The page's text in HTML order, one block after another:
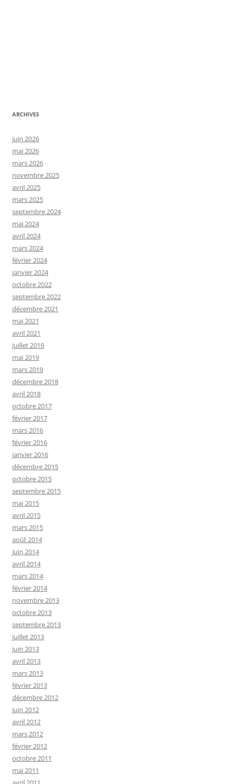
ARCHIVES
juin 2026
mai 2026
mars 2026
novembre 2025
avril 2025
mars 2025
septembre 2024
mai 2024
avril 2024
mars 2024
février 2024
janvier 2024
octobre 2022
septembre 2022
décembre 2021
mai 2021
avril 2021
juillet 2019
mai 2019
mars 2019
décembre 2018
avril 2018
octobre 2017
février 2017
mars 2016
février 2016
janvier 2016
décembre 2015
octobre 2015
septembre 2015
mai 2015
avril 2015
mars 2015
août 2014
juin 2014
avril 2014
mars 2014
février 2014
novembre 2013
octobre 2013
septembre 2013
juillet 2013
juin 2013
avril 2013
mars 2013
février 2013
décembre 2012
juin 2012
avril 2012
mars 2012
février 2012
octobre 2011
mai 2011